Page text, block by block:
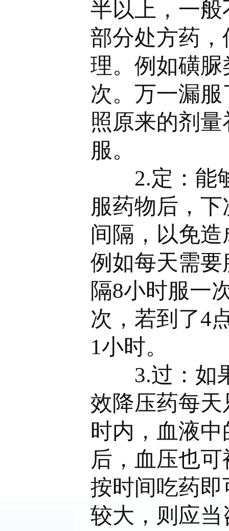
半以上，一
部分处方药
理。例如磺
次。万一漏
照原来的剂
服。
2.定：能够
服药物后，
间隔，以免
例如每天需
隔8小时服一
次，若到了4
1小时。
3.过：如果
效降压药每天
时内，血液
后，血压也
按时间吃药
较大，则应